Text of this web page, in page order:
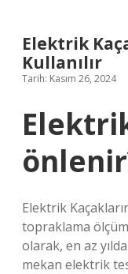
Elektrik
Kullanılır
Tarih: Kasım 26, 2024
Elektrik
topraklama
olarak, en az
mekan elektrik